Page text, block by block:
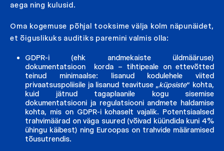
aega ning kulusid.
Oma kogemuse põhjal tooksime välja kolm näpunäidet,
et õiguslikuks auditiks paremini valmis olla:
GDPR-i (ehk andmekaiste üldmääruse)
dokumentatsioon korda – tihtipeale on ettevõtted
teinud minimaalse: lisanud kodulehele viited
privaatsuspoliisile ja lisanud teavituse „küpsiste“ kohta,
kuid jätnud tagaplaanile kogu sisemise
dokumentatsiooni ja regulatsiooni andmete haldamise
kohta, mis on GDPR-i kohaselt vajalik. Potentsiaalsed
trahvimäärad on väga suured (võivad küündida kuni 4%
ühingu käibest) ning Euroopas on trahvide määramised
tõusutrendis.